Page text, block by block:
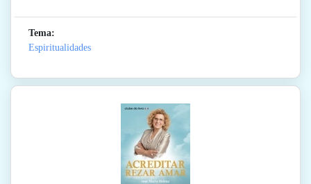
Tema:
Espiritualidades